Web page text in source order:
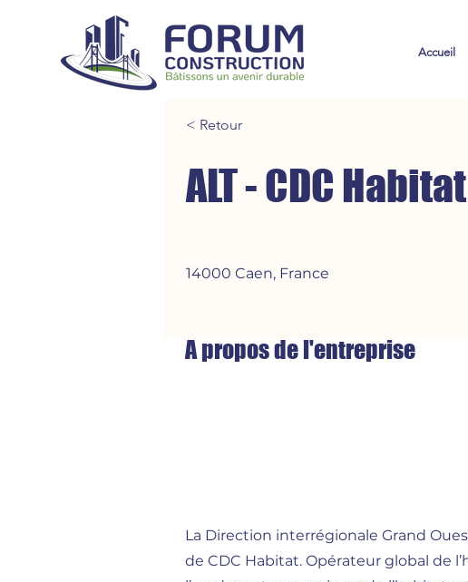
Accueil
< Retour
ALT - CDC Habitat
14000 Caen, France
A propos de l'entreprise
La Direction interrégionale Grand
de CDC Habitat. Opérateur global de